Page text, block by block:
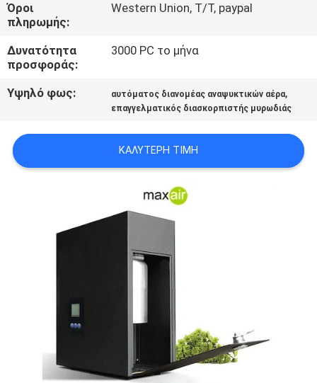
ΈΝΑ
ΑΠΌΣΠΑΣΜΑ
SHOPPING
SITEMAP
POLICY
Όροι
πληρωμής:
Western Union, T/T, paypal
Δυνατότητα
προσφοράς:
3000 PC το μήνα
Υψηλό φως: αυτόματος διανομέας αναψυκτικών αέρα,
επαγγελματικός διασκορπιστής μυρωδιάς
ΚΑΛΎΤΕΡΗ ΤΙΜΉ